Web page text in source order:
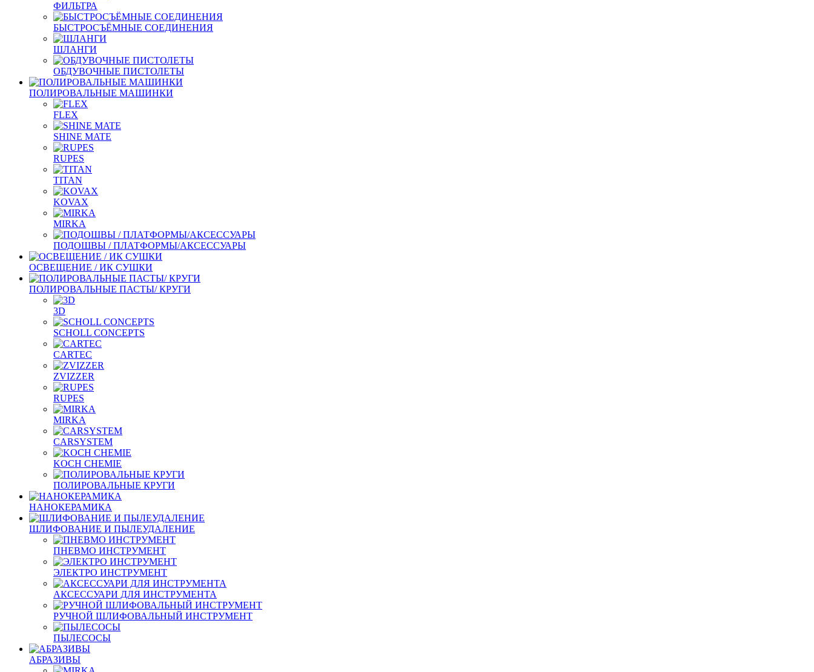
ФИЛЬТРА
БЫСТРОСЪЁМНЫЕ СОЕДИНЕНИЯ
ШЛАНГИ
ОБДУВОЧНЫЕ ПИСТОЛЕТЫ
ПОЛИРОВАЛЬНЫЕ МАШИНКИ
FLEX
SHINE MATE
RUPES
TITAN
KOVAX
MIRKA
ПОДОШВЫ / ПЛАТФОРМЫ/АКСЕССУАРЫ
ОСВЕЩЕНИЕ / ИК СУШКИ
ПОЛИРОВАЛЬНЫЕ ПАСТЫ/ КРУГИ
3D
SCHOLL CONCEPTS
CARTEC
ZVIZZER
RUPES
MIRKA
CARSYSTEM
KOCH CHEMIE
ПОЛИРОВАЛЬНЫЕ КРУГИ
НАНОКЕРАМИКА
ШЛИФОВАНИЕ И ПЫЛЕУДАЛЕНИЕ
ПНЕВМО ИНСТРУМЕНТ
ЭЛЕКТРО ИНСТРУМЕНТ
АКСЕССУАРИ ДЛЯ ИНСТРУМЕНТА
РУЧНОЙ ШЛИФОВАЛЬНЫЙ ИНСТРУМЕНТ
ПЫЛЕСОСЫ
АБРАЗИВЫ